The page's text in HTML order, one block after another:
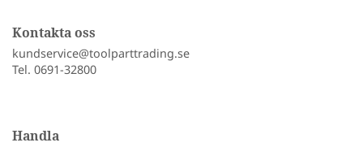
Kontakta oss
kundservice@toolparttrading.se
Tel. 0691-32800
Handla